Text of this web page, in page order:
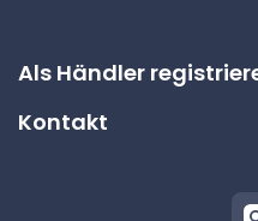
Als Händler
Kontakt